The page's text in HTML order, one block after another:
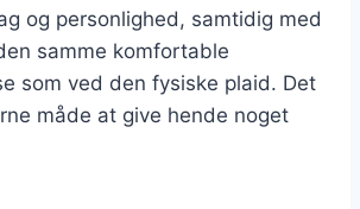
og personlighed, samtidig med
samme komfortable
som ved den fysiske plaid. Det
måde at give hende noget